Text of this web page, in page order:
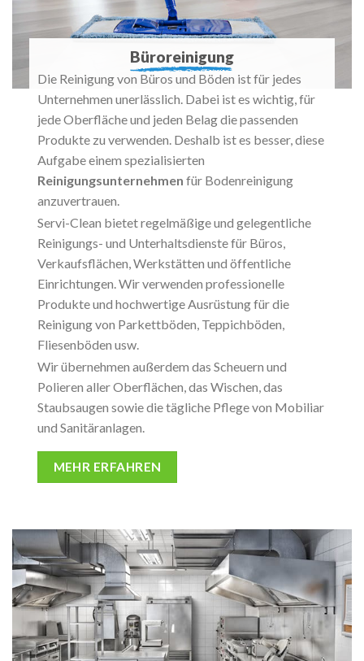
Büroreinigung
Die Reinigung von Büros und Böden ist für jedes
Unternehmen unerlässlich. Dabei ist es wichtig, für
jede Oberfläche und jeden Belag die passenden
Produkte zu verwenden. Deshalb ist es besser, diese
Aufgabe einem spezialisierten
Reinigungsunternehmen für Bodenreinigung
anzuvertrauen.
Servi-Clean bietet regelmäßige und gelegentliche
Reinigungs- und Unterhaltsdienste für Büros,
Verkaufsflächen, Werkstätten und öffentliche
Einrichtungen. Wir verwenden professionelle
Produkte und hochwertige Ausrüstung für die
Reinigung von Parkettböden, Teppichböden,
Fliesenböden usw.
Wir übernehmen außerdem das Scheuern und
Polieren aller Oberflächen, das Wischen, das
Staubsaugen sowie die tägliche Pflege von Mobiliar
und Sanitäranlagen.
MEHR ERFAHREN